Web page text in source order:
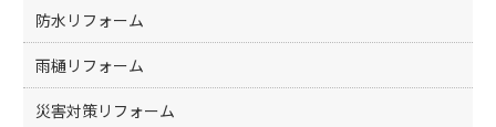
防水リフォーム
雨樋リフォーム
災害対策リフォーム